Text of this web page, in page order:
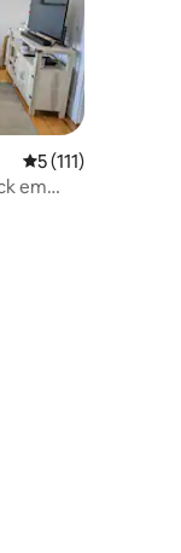
5 de uma
5 (111)
em